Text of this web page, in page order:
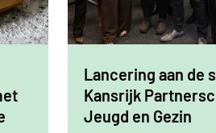
Lancering aan de
Kansrijk
Jeugd en Gezin